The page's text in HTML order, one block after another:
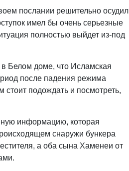
послании решительно осудил
имел бы очень серьезные
полностью выйдет из-под
Белом доме, что Исламская
после падения режима
подождать и посмотреть,
информацию, которая
снаружи бункера
а оба сына Хаменеи от